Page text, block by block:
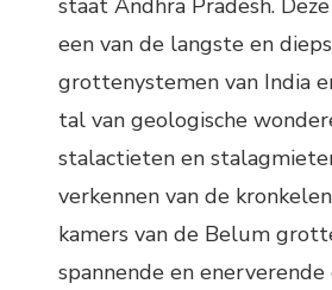
staat Andhra Pradesh.
een van de langste en
grottenystemen van India
tal van geologische
stalactieten en
verkennen van de
kamers van de Belum
spannende en